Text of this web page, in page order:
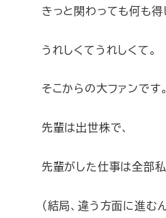
きっと関わっても何も得
うれしくてうれしくて。
そこからの大ファンです。
先輩は出世株で、
先輩がした仕事は全部私
（結局、違う方面に進む